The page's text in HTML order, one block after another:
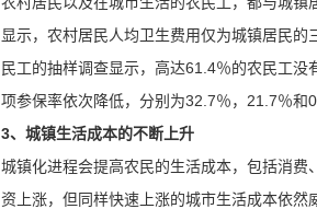
显示，农村居民人均卫生费用仅为城镇居民
民工的抽样调查显示，高达61.4％的农民工
项参保率依次降低，分别为32.7％，21.7％和
3、城镇生活成本的不断上升
城镇化进程会提高农民的生活成本，包括消
资上涨，但同样快速上涨的城市生活成本依然